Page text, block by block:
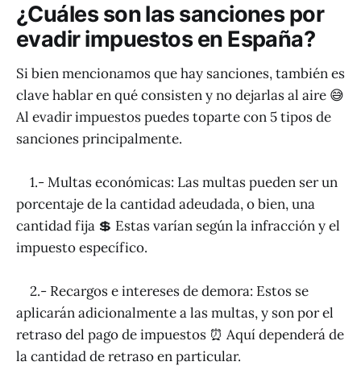
¿Cuáles son las sanciones por
evadir impuestos en España?
Si bien mencionamos que hay sanciones, también es
clave hablar en qué consisten y no dejarlas al aire 😅
Al evadir impuestos puedes toparte con 5 tipos de
sanciones principalmente.
1.- Multas económicas: Las multas pueden ser un
porcentaje de la cantidad adeudada, o bien, una
cantidad fija 💲 Estas varían según la infracción y el
impuesto específico.
2.- Recargos e intereses de demora: Estos se
aplicarán adicionalmente a las multas, y son por el
retraso del pago de impuestos ⏰ Aquí dependerá de
la cantidad de retraso en particular.